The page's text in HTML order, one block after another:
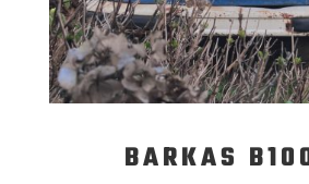
BARKAS